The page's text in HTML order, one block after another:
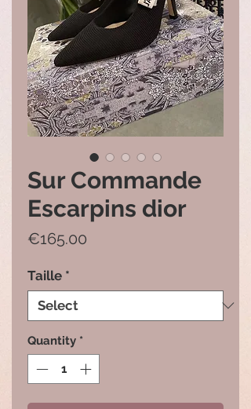
Sur Commande
Escarpins dior
€165.00
Taille *
Quantity *